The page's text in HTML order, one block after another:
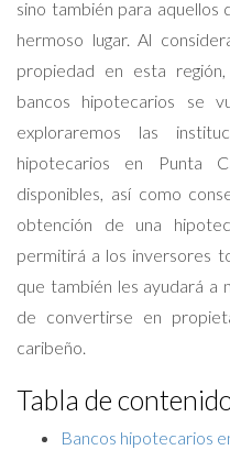
sino también para aquellos
hermoso lugar. Al
propiedad en esta
bancos hipotecarios se
exploraremos las
hipotecarios en Punta
disponibles, así como
obtención de una
permitirá a los inversores
que también les ayudará a
de convertirse en
caribeño.
Tabla de
Bancos hipotecarios